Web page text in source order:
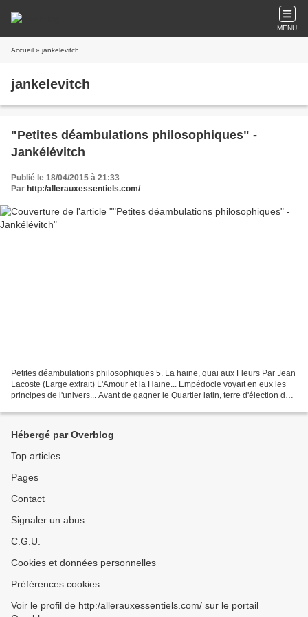
MENU
Accueil » jankelevitch
jankelevitch
"Petites déambulations philosophiques" -
Jankélévitch
Publié le 18/04/2015 à 21:33
Par http:/allerauxessentiels.com/
Petites déambulations philosophiques 5. La haine, quai aux Fleurs Par Jean
Lacoste (Large extrait) L'Amour et la Haine... Empédocle voyait en eux les
principes de l'univers... Avant de gagner le Quartier latin, terre d'élection de
Hébergé par Overblog
Top articles
Pages
Contact
Signaler un abus
C.G.U.
Cookies et données personnelles
Préférences cookies
Voir le profil de http:/allerauxessentiels.com/ sur le portail